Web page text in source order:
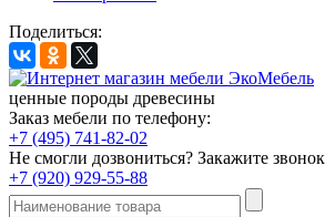
Поделиться:
ценные породы древесины
Заказ мебели по телефону:
+7 (495) 741-82-02
Не смогли дозвониться? Закажите
+7 (920) 929-55-88